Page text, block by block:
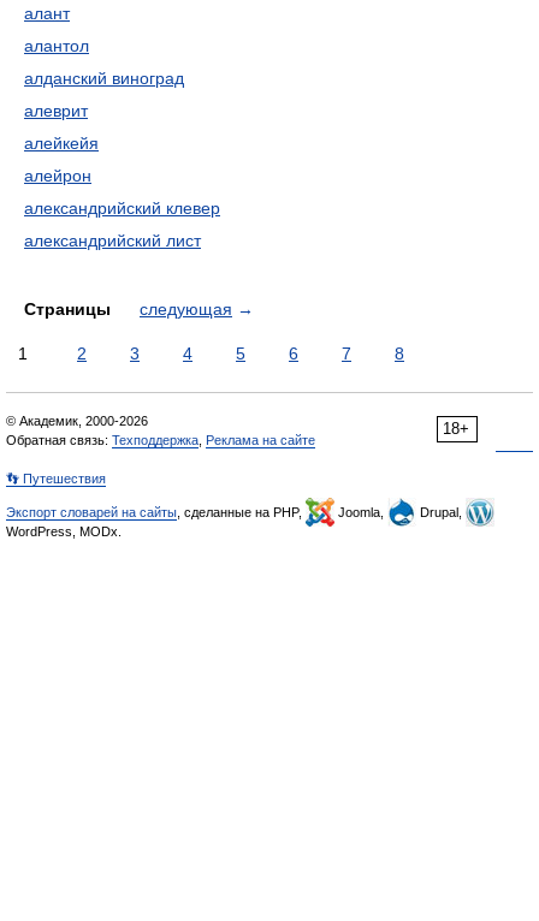
алант
алантол
алданский виноград
алеврит
алейкейя
алейрон
александрийский клевер
александрийский лист
Страницы следующая →
1 2 3 4 5 6 7 8
18+
© Академик, 2000-2026
Обратная связь: Техподдержка Реклама на сайте
👣 Путешествия
Экспорт словарей на сайты , сделанные на PHP, Joomla,
Drupal,
WordPress, MODx.